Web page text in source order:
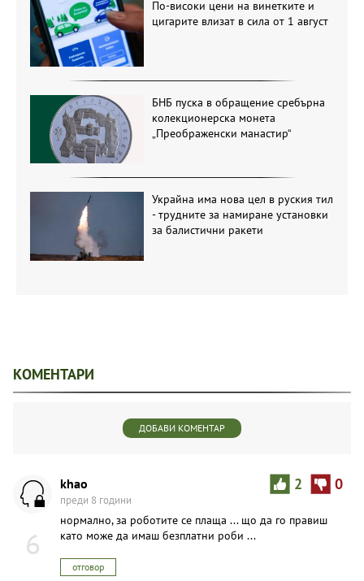
По-високи цени на винетките и
цигарите влизат в сила от 1 август
БНБ пуска в обращение сребърна
колекционерска монета
„Преображенски манастир“
Украйна има нова цел в руския тил
- трудните за намиране установки
за балистични ракети
КОМЕНТАРИ
ДОБАВИ КОМЕНТАР
6
2 0
khao
преди 8 години
нормално, за роботите се плаща ... що да го правиш
като може да имаш безплатни роби ...
отговор